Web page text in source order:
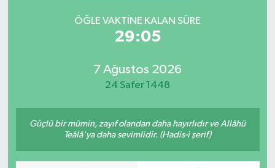
ÖĞLE VAKTINE KALAN SÜRE
29:05
7 Ağustos 2026
24 Safer 1448
Güçlü bir mümin, zayıf olandan daha hayırlıdır ve Allâhü
Teâlâ'ya daha sevimlidir. (Hadis-i şerif)
Yurtdışı Gezi
Hakkımızda
Yönetim Kurulu
Süper Lig Puan Durumu ve Fikstür
Son Dakika Haberleri
Haber Arşivi